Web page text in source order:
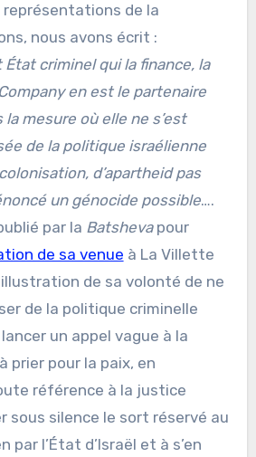
de la
nous avons écrit :
criminel qui la finance, la
en est le partenaire
mesure où elle ne s’est
de la politique israélienne
d’apartheid pas
un génocide possible….
par la Batshevapour
de sa venue à La Villette
de sa volonté de ne
de la politique criminelle
un appel vague à la
prier pour la paix, en
référence à la justice
sous silence le sort réservé au
par l’État d’Israël et à s’en